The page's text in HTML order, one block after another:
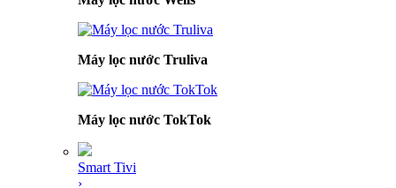
Máy lọc nước Truliva
Máy lọc nước TokTok
Smart Tivi
›